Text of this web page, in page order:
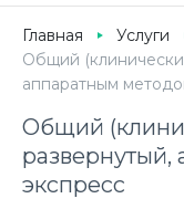
Главная Услуги
Общий
аппаратным
Общий
экспресс